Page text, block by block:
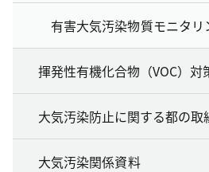
有害大気汚染物質モニタリ
揮発性有機化合物（VOC）対
大気汚染防止に関する都の取
大気汚染関係資料